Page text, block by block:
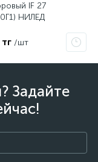
IF 27
НИЛЕД
/шт
Задайте